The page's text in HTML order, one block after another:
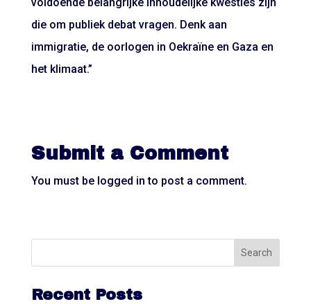
die om publiek debat vragen. Denk aan
immigratie, de oorlogen in Oekraïne en Gaza en
het klimaat.”
Submit a Comment
You must be logged in to post a comment.
Recent Posts